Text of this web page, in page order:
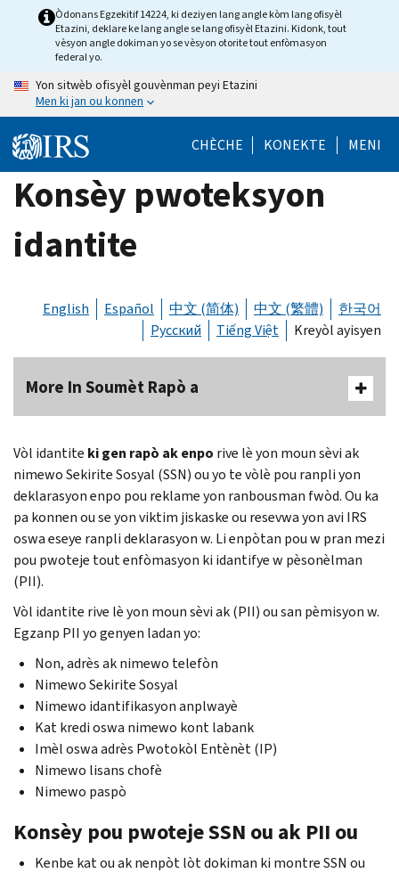
Òdonans Egzekitif 14224, ki deziyen lang angle kòm lang ofisyèl
Etazini, deklare ke lang angle se lang ofisyèl Etazini. Kidonk, tout
vèsyon angle dokiman yo se vèsyon otorite tout enfòmasyon
federal yo.
Yon sitwèb ofisyèl gouvènman peyi Etazini
Men ki jan ou konnen
CHÈCHE KONEKTE MENI
Konsèy pwoteksyon
idantite
English Español 中文 (简体) 中文 (繁體)
한국어
Русский
Tiếng Việt Kreyòl ayisyen
More In Soumèt Rapò a
Vòl idantite ki gen rapò ak enpo rive lè yon moun sèvi ak
nimewo Sekirite Sosyal (SSN) ou yo te vòlè pou ranpli yon
deklarasyon enpo pou reklame yon ranbousman fwòd. Ou ka
pa konnen ou se yon viktim jiskaske ou resevwa yon avi IRS
oswa eseye ranpli deklarasyon w. Li enpòtan pou w pran mezi
pou pwoteje tout enfòmasyon ki idantifye w pèsonèlman
(PII).
Vòl idantite rive lè yon moun sèvi ak (PII) ou san pèmisyon w.
Egzanp PII yo genyen ladan yo:
Non, adrès ak nimewo telefòn
Nimewo Sekirite Sosyal
Nimewo idantifikasyon anplwayè
Kat kredi oswa nimewo kont labank
Imèl oswa adrès Pwotokòl Entènèt (IP)
Nimewo lisans chofè
Nimewo paspò
Konsèy pou pwoteje SSN ou ak PII ou
Kenbe kat ou ak nenpòt lòt dokiman ki montre SSN ou